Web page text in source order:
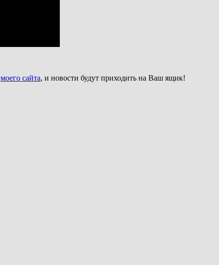
моего сайта, и новости будут приходить на Ваш ящик!